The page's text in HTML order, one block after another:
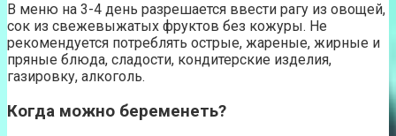
В меню на 3-4 день разрешается ввести рагу из овощей,
сок из свежевыжатых фруктов без кожуры. Не
рекомендуется потреблять острые, жареные, жирные и
пряные блюда, сладости, кондитерские изделия,
газировку, алкоголь.
Когда можно беременеть?